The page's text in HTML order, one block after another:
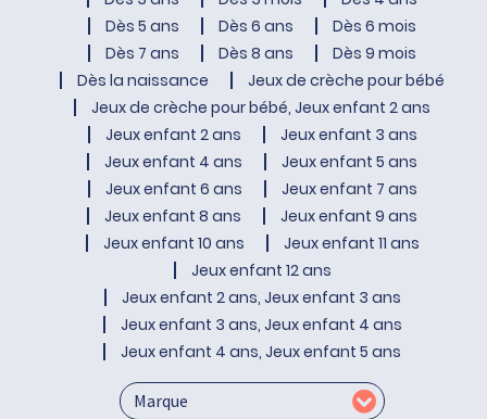
Dès 5 ans
Dès 6 ans
Dès 6 mois
Dès 7 ans
Dès 8 ans
Dès 9 mois
Dès la naissance
Jeux de crèche pour bébé
Jeux de crèche pour bébé, Jeux enfant 2 ans
Jeux enfant 2 ans
Jeux enfant 3 ans
Jeux enfant 4 ans
Jeux enfant 5 ans
Jeux enfant 6 ans
Jeux enfant 7 ans
Jeux enfant 8 ans
Jeux enfant 9 ans
Jeux enfant 10 ans
Jeux enfant 11 ans
Jeux enfant 12 ans
Jeux enfant 2 ans, Jeux enfant 3 ans
Jeux enfant 3 ans, Jeux enfant 4 ans
Jeux enfant 4 ans, Jeux enfant 5 ans